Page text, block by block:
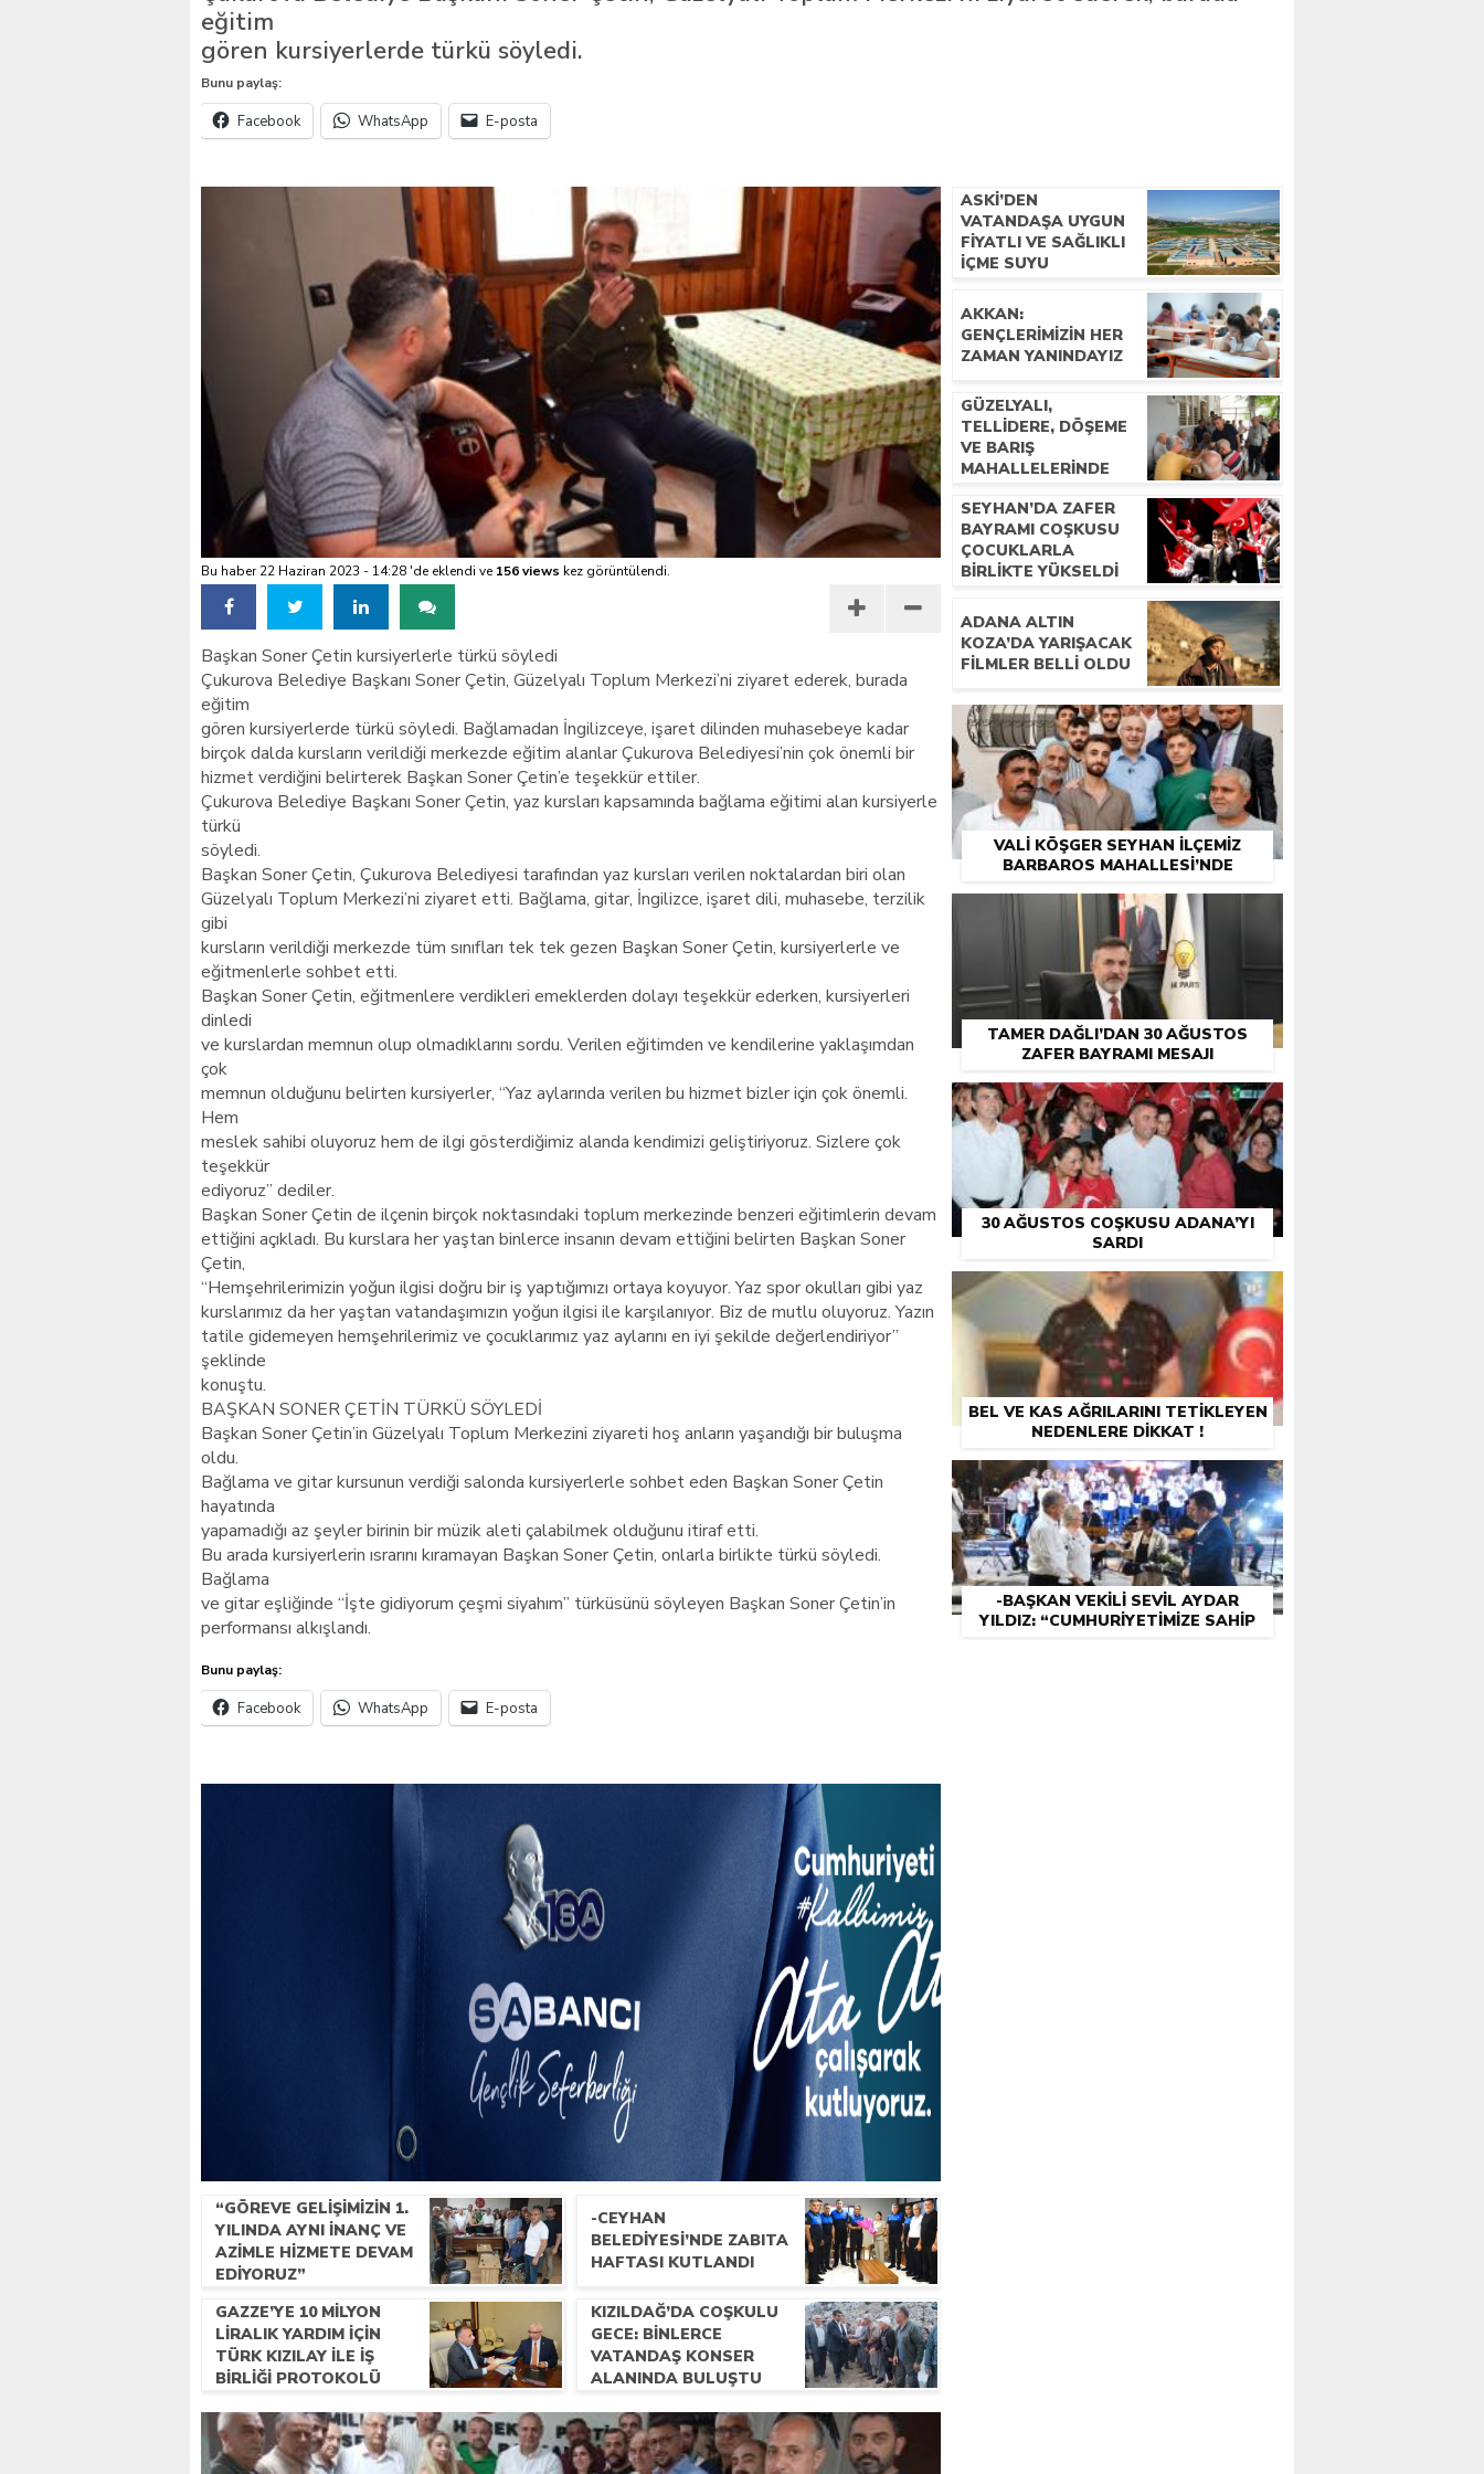
VALİ KÖŞGER SEYHAN İLÇEMİZ BARBAROS MAHALLESİ’NDE VATANDAŞLARLA BULUŞTU
eğitim
gören kursiyerlerde türkü söyledi.
Bunu paylaş:
Facebook WhatsApp E-posta
Bu haber 22 Haziran 2023 - 14:28 'de eklendi ve 156 views kez görüntülendi.
Başkan Soner Çetin kursiyerlerle türkü söyledi
Çukurova Belediye Başkanı Soner Çetin, Güzelyalı Toplum Merkezi’ni ziyaret ederek, burada
eğitim
gören kursiyerlerde türkü söyledi. Bağlamadan İngilizceye, işaret dilinden muhasebeye kadar
birçok dalda kursların verildiği merkezde eğitim alanlar Çukurova Belediyesi’nin çok önemli bir
hizmet verdiğini belirterek Başkan Soner Çetin’e teşekkür ettiler.
Çukurova Belediye Başkanı Soner Çetin, yaz kursları kapsamında bağlama eğitimi alan kursiyerle
türkü
söyledi.
Başkan Soner Çetin, Çukurova Belediyesi tarafından yaz kursları verilen noktalardan biri olan
Güzelyalı Toplum Merkezi’ni ziyaret etti. Bağlama, gitar, İngilizce, işaret dili, muhasebe, terzilik
gibi
kursların verildiği merkezde tüm sınıfları tek tek gezen Başkan Soner Çetin, kursiyerlerle ve
eğitmenlerle sohbet etti.
Başkan Soner Çetin, eğitmenlere verdikleri emeklerden dolayı teşekkür ederken, kursiyerleri
dinledi
ve kurslardan memnun olup olmadıklarını sordu. Verilen eğitimden ve kendilerine yaklaşımdan
çok
memnun olduğunu belirten kursiyerler, “Yaz aylarında verilen bu hizmet bizler için çok önemli.
Hem
meslek sahibi oluyoruz hem de ilgi gösterdiğimiz alanda kendimizi geliştiriyoruz. Sizlere çok
teşekkür
ediyoruz” dediler.
Başkan Soner Çetin de ilçenin birçok noktasındaki toplum merkezinde benzeri eğitimlerin devam
ettiğini açıkladı. Bu kurslara her yaştan binlerce insanın devam ettiğini belirten Başkan Soner
Çetin,
“Hemşehrilerimizin yoğun ilgisi doğru bir iş yaptığımızı ortaya koyuyor. Yaz spor okulları gibi yaz
kurslarımız da her yaştan vatandaşımızın yoğun ilgisi ile karşılanıyor. Biz de mutlu oluyoruz. Yazın
tatile gidemeyen hemşehrilerimiz ve çocuklarımız yaz aylarını en iyi şekilde değerlendiriyor”
şeklinde
konuştu.
BAŞKAN SONER ÇETİN TÜRKÜ SÖYLEDİ
Başkan Soner Çetin’in Güzelyalı Toplum Merkezini ziyareti hoş anların yaşandığı bir buluşma
oldu.
Bağlama ve gitar kursunun verdiği salonda kursiyerlerle sohbet eden Başkan Soner Çetin
hayatında
yapamadığı az şeyler birinin bir müzik aleti çalabilmek olduğunu itiraf etti.
Bu arada kursiyerlerin ısrarını kıramayan Başkan Soner Çetin, onlarla birlikte türkü söyledi.
Bağlama
ve gitar eşliğinde “İşte gidiyorum çeşmi siyahım” türküsünü söyleyen Başkan Soner Çetin’in
performansı alkışlandı.
Bunu paylaş:
Facebook WhatsApp E-posta
“GÖREVE GELIŞIMIZIN 1.
YILINDA AYNI INANÇ VE
AZIMLE HIZMETE DEVAM
EDIYORUZ”
-CEYHAN
BELEDIYESI’NDE ZABITA
HAFTASI KUTLANDI
GAZZE’YE 10 MILYON
LIRALIK YARDIM IÇIN
TÜRK KIZILAY ILE IŞ
BIRLIĞI PROTOKOLÜ
KIZILDAĞ’DA COŞKULU
GECE: BINLERCE
VATANDAŞ KONSER
ALANINDA BULUŞTU
ASKİ’DEN
VATANDAŞA UYGUN
FIYATLI VE SAĞLIKLI
IÇME SUYU
AKKAN:
GENÇLERIMIZIN HER
ZAMAN YANINDAYIZ
GÜZELYALI,
TELLIDERE, DÖŞEME
VE BARIŞ
MAHALLELERINDE
SEYHAN’DA ZAFER
BAYRAMI COŞKUSU
ÇOCUKLARLA
BIRLIKTE YÜKSELDI
ADANA ALTIN
KOZA’DA YARIŞACAK
FILMLER BELLI OLDU
VALİ KÖŞGER SEYHAN İLÇEMİZ
BARBAROS MAHALLESİ’NDE
TAMER DAĞLI’DAN 30 AĞUSTOS
ZAFER BAYRAMI MESAJI
30 AĞUSTOS COŞKUSU ADANA’YI
SARDI
BEL VE KAS AĞRILARINI TETİKLEYEN
NEDENLERE DİKKAT !
-BAŞKAN VEKILI SEVIL AYDAR
YILDIZ: “CUMHURIYETIMIZE SAHIP